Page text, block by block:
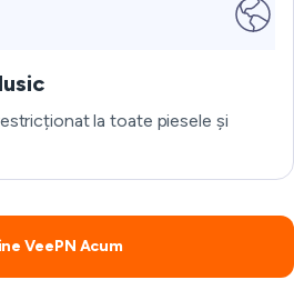
la toate piesele și
VeePN Acum